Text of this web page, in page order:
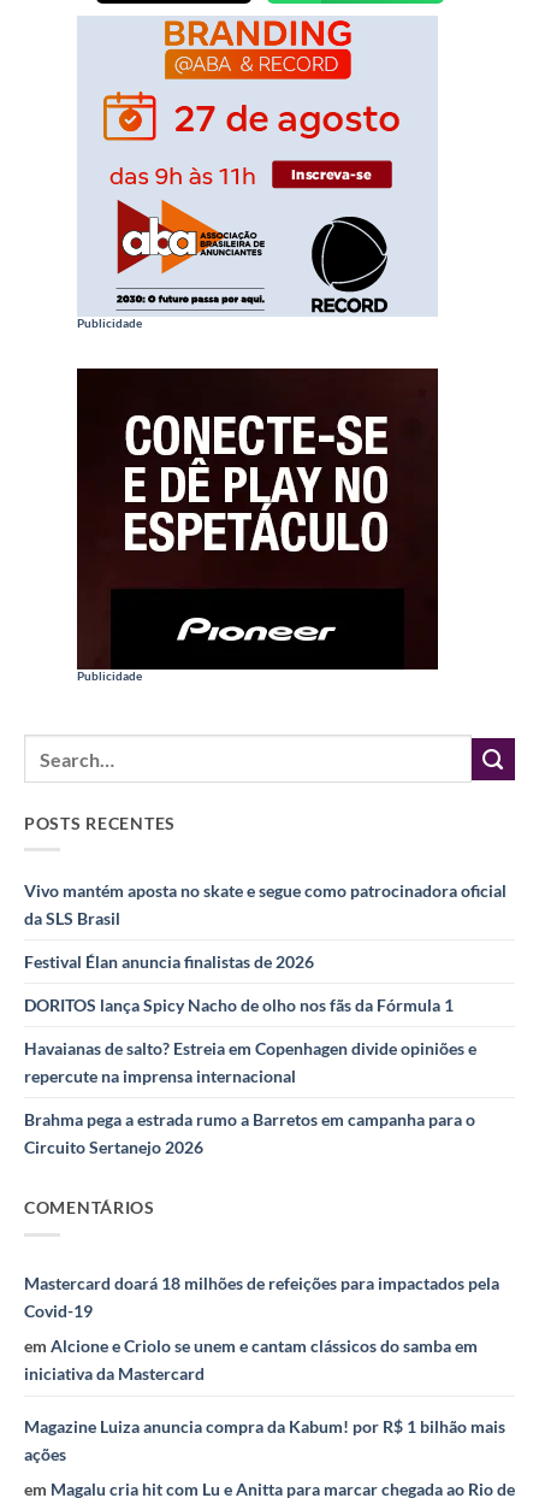
Publicidade
Publicidade
POSTS RECENTES
Vivo mantém aposta no skate e segue como patrocinadora oficial
da SLS Brasil
Festival Élan anuncia finalistas de 2026
DORITOS lança Spicy Nacho de olho nos fãs da Fórmula 1
Havaianas de salto? Estreia em Copenhagen divide opiniões e
repercute na imprensa internacional
Brahma pega a estrada rumo a Barretos em campanha para o
Circuito Sertanejo 2026
COMENTÁRIOS
Mastercard doará 18 milhões de refeições para impactados pela
Covid-19
em Alcione e Criolo se unem e cantam clássicos do samba em
iniciativa da Mastercard
Magazine Luiza anuncia compra da Kabum! por R$ 1 bilhão mais
ações
em Magalu cria hit com Lu e Anitta para marcar chegada ao Rio de